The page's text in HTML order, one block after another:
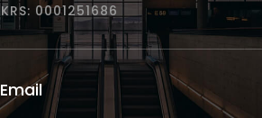
KRS: 0001251686
Email